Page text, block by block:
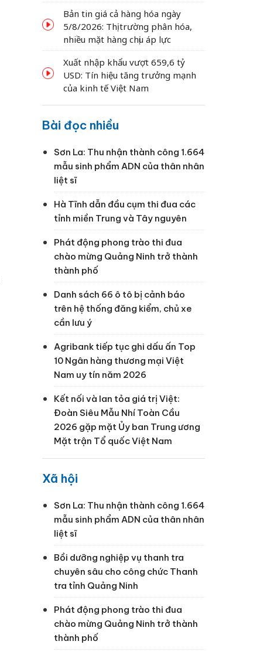
Bản tin giá cả hàng hóa ngày
5/8/2026: Thị trường phân hóa,
nhiều mặt hàng chịu áp lực
Xuất nhập khẩu vượt 659,6 tỷ
USD: Tín hiệu tăng trưởng mạnh
của kinh tế Việt Nam
Bài đọc nhiều
Sơn La: Thu nhận thành công 1.664
mẫu sinh phẩm ADN của thân nhân
liệt sĩ
Hà Tĩnh dẫn đầu cụm thi đua các
tỉnh miền Trung và Tây nguyên
Phát động phong trào thi đua
chào mừng Quảng Ninh trở thành
thành phố
Danh sách 66 ô tô bị cảnh báo
trên hệ thống đăng kiểm, chủ xe
cần lưu ý
Agribank tiếp tục ghi dấu ấn Top
10 Ngân hàng thương mại Việt
Nam uy tín năm 2026
Kết nối và lan tỏa giá trị Việt:
Đoàn Siêu Mẫu Nhí Toàn Cầu
2026 gặp mặt Ủy ban Trung ương
Mặt trận Tổ quốc Việt Nam
Xã hội
Sơn La: Thu nhận thành công 1.664
mẫu sinh phẩm ADN của thân nhân
liệt sĩ
Bồi dưỡng nghiệp vụ thanh tra
chuyên sâu cho công chức Thanh
tra tỉnh Quảng Ninh
Phát động phong trào thi đua
chào mừng Quảng Ninh trở thành
thành phố